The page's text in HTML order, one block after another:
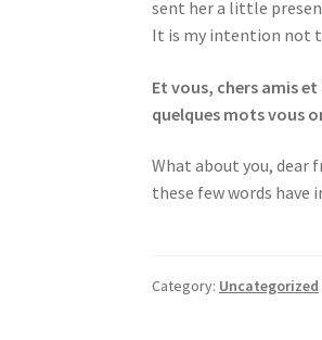
sent her a little
It is my intention not
Et vous, chers amis
quelques mots vous
What about you, dear
these few words have
Category: Uncategorized